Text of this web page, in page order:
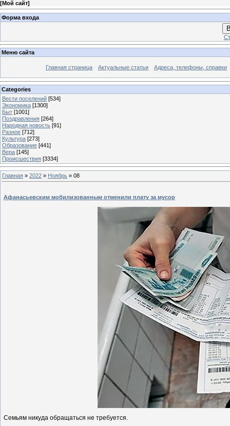
[Мой сайт]
Форма входа
Меню сайта
Главная страница Актуальные статьи Адреса, телефоны, справки
Categories
Вести поселений [534]
Экономика [1300]
Быт [1001]
Поздравления [264]
Народная новость [91]
Разное [712]
Культура [273]
Образование [441]
Вера [145]
Происшествия [3334]
Главная » 2022 » Ноябрь » 08
Афанасьевским мобилизованным отменили плату за мусор
Семьям никуда обращаться не требуется.